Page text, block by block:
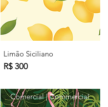
Limão Siciliano
R$ 300
Cabeçalho 6
Comercial | Commercial